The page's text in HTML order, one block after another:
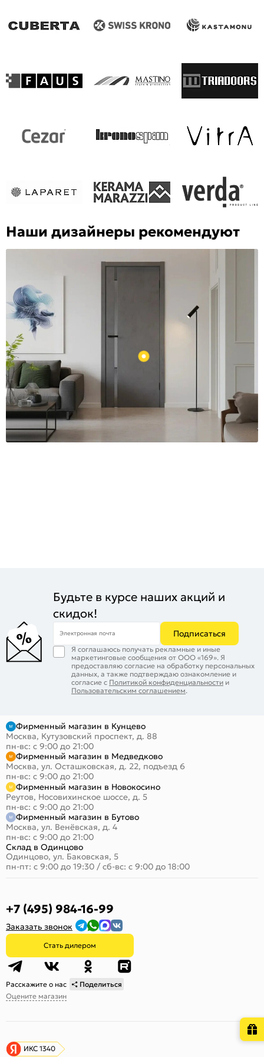
Наши дизайнеры рекомендуют
Будьте в курсе наших акций и
скидок!
Электронная почта Подписаться
Я соглашаюсь получать рекламные и иные
маркетинговые сообщения от ООО «169». Я
предоставляю согласие на обработку персональных
данных, а также подтверждаю ознакомление и
согласие с Политикой конфиденциальности и
Пользовательским соглашением.
Фирменный магазин в Кунцево
Москва, Кутузовский проспект, д. 88
пн-вс: с 9:00 до 21:00
Фирменный магазин в Медведково
Москва, ул. Осташковская, д. 22, подъезд 6
пн-вс: с 9:00 до 21:00
Фирменный магазин в Новокосино
Реутов, Носовихинское шоссе, д. 5
пн-вс: с 9:00 до 21:00
Фирменный магазин в Бутово
Москва, ул. Венёвская, д. 4
пн-вс: с 9:00 до 21:00
Склад в Одинцово
Одинцово, ул. Баковская, 5
пн-пт: с 9:00 до 19:30 / сб-вс: с 9:00 до 18:00
+7 (495) 984-16-99
Заказать звонок
Стать дилером
Расскажите о нас
Поделиться
Оцените магазин
ИКС 1340